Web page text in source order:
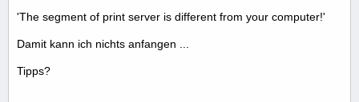
'The segment of print server is different from your computer!'
Damit kann ich nichts anfangen ...
Tipps?